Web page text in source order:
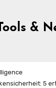
&
5